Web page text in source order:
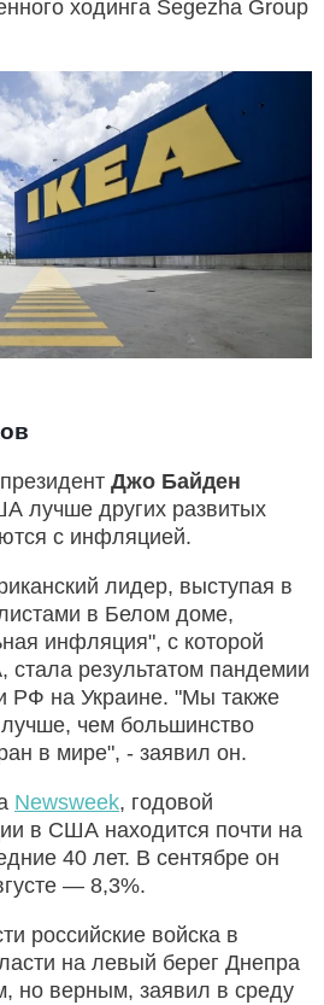
ходинга Segezha Group
Джо Байден
лучше других развитых
с инфляцией.
лидер, выступая в
в Белом доме,
инфляция", с которой
результатом пандемии
РФ на Украине. "Мы также
чем большинство
в мире", - заявил он.
Newsweek, годовой
в США находится почти на
40 лет. В сентябре он
— 8,3%.
российские войска в
на левый берег Днепра
но верным, заявил в среду